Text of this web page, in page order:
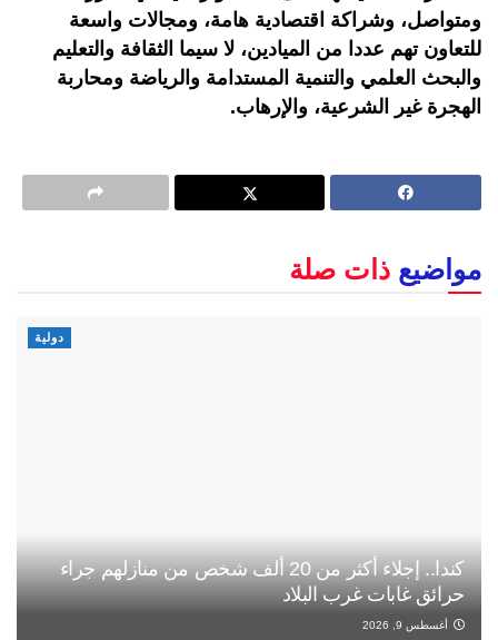
ومتواصل، وشراكة اقتصادية هامة، ومجالات واسعة
للتعاون تهم عددا من الميادين، لا سيما الثقافة والتعليم
والبحث العلمي والتنمية المستدامة والرياضة ومحاربة
الهجرة غير الشرعية، والإرهاب.
مواضيع ذات صلة
دولية
كندا.. إجلاء أكثر من 20 ألف شخص من منازلهم جراء
حرائق غابات غرب البلاد
أغسطس 9, 2026